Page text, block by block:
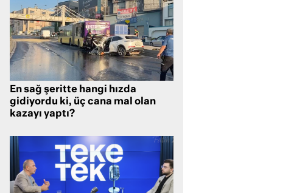
En sağ şeritte hangi hızda
gidiyordu ki, üç cana mal olan
kazayı yaptı?